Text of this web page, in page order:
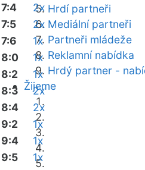
Hrdí partneři
Mediální partneři
Partneři mládeže
Reklamní nabídka
Hrdý partner -
Žijeme
7:4
2x
7:5
2x
7:6
1x
8:0
1x
8:2
1x
8:3
2x
8:4
2x
9:2
1x
9:4
1x
9:5
1x